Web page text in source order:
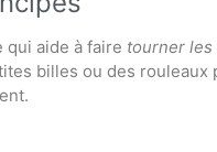
qui aide à faire tourner les
billes ou des